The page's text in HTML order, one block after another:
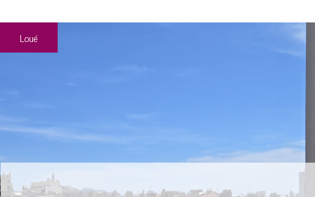
Plus d'informations
détails
Loué